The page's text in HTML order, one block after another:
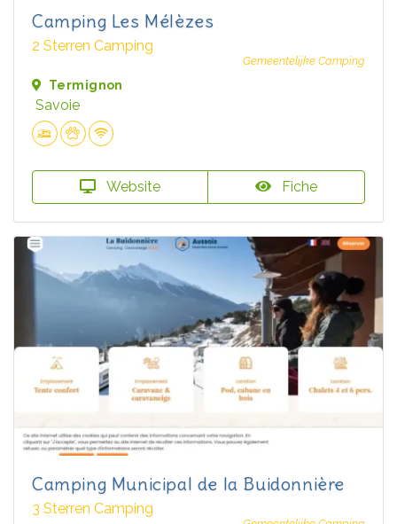
Camping Les Mélèzes
2 Sterren Camping
Gemeentelijke Camping
Termignon
Savoie
Website Fiche
Camping Municipal de la Buidonnière
3 Sterren Camping